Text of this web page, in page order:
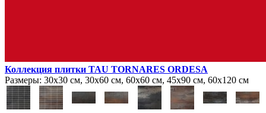
Коллекция плитки TAU TORNARES ORDESA
Размеры: 30х30 см, 30х60 см, 60х60 см, 45х90 см, 60х120 см